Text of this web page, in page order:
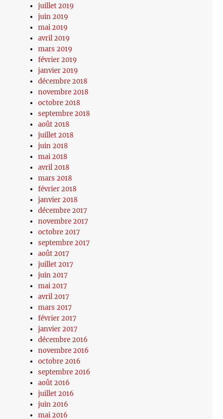
juillet 2019
juin 2019
mai 2019
avril 2019
mars 2019
février 2019
janvier 2019
décembre 2018
novembre 2018
octobre 2018
septembre 2018
août 2018
juillet 2018
juin 2018
mai 2018
avril 2018
mars 2018
février 2018
janvier 2018
décembre 2017
novembre 2017
octobre 2017
septembre 2017
août 2017
juillet 2017
juin 2017
mai 2017
avril 2017
mars 2017
février 2017
janvier 2017
décembre 2016
novembre 2016
octobre 2016
septembre 2016
août 2016
juillet 2016
juin 2016
mai 2016